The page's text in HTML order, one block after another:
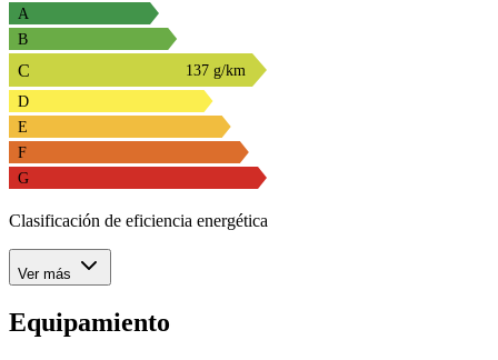
A
B
C
137 g/km
D
E
F
G
Clasificación de eficiencia energética
Ver más
Equipamiento